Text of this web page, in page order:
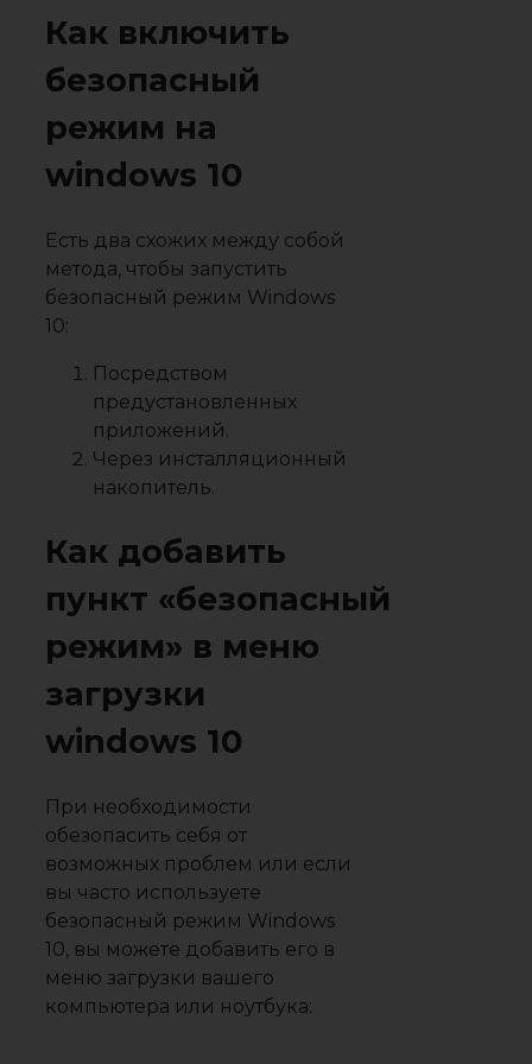
Как включить
безопасный
режим на
windows 10
Есть два схожих между собой
метода, чтобы запустить
безопасный режим Windows
10:
Посредством
предустановленных
приложений.
Через инсталляционный
накопитель.
Как добавить
пункт «безопасный
режим» в меню
загрузки
windows 10
При необходимости
обезопасить себя от
возможных проблем или если
вы часто используете
безопасный режим Windows
10, вы можете добавить его в
меню загрузки вашего
компьютера или ноутбука: